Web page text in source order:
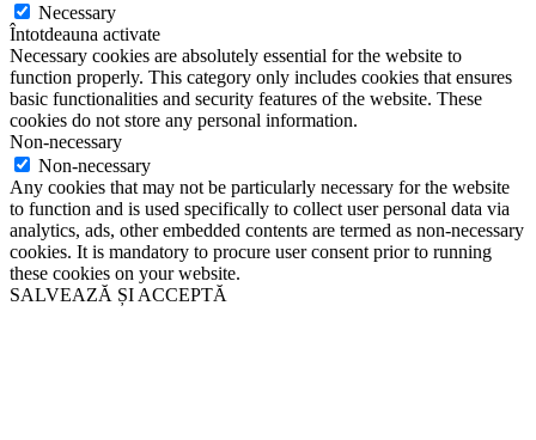
Necessary
Întotdeauna activate
Necessary cookies are absolutely essential for the website to
function properly. This category only includes cookies that ensures
basic functionalities and security features of the website. These
cookies do not store any personal information.
Non-necessary
Non-necessary
Any cookies that may not be particularly necessary for the website
to function and is used specifically to collect user personal data via
analytics, ads, other embedded contents are termed as non-necessary
cookies. It is mandatory to procure user consent prior to running
these cookies on your website.
SALVEAZĂ ȘI ACCEPTĂ